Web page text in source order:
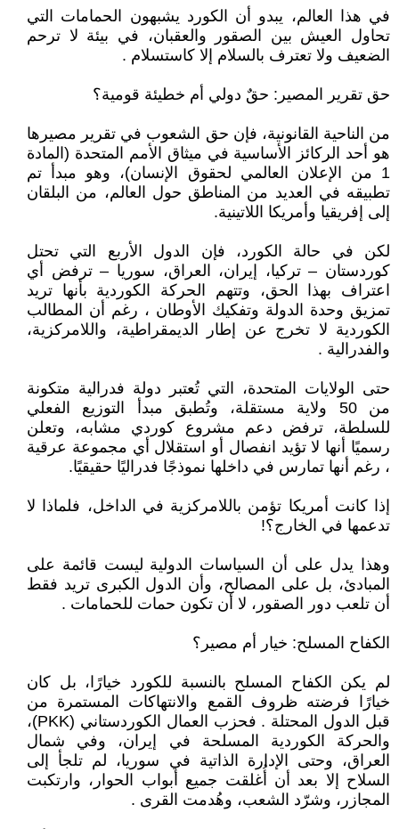
في هذا العالم، يبدو أن الكورد يشبهون الحمامات التي
تحاول العيش بين الصقور والعقبان، في بيئة لا ترحم
الضعيف ولا تعترف بالسلام إلا كاستسلام .
حق تقرير المصير: حقٌ دولي أم خطيئة قومية؟
من الناحية القانونية، فإن حق الشعوب في تقرير مصيرها
هو أحد الركائز الأساسية في ميثاق الأمم المتحدة (المادة
1 من الإعلان العالمي لحقوق الإنسان)، وهو مبدأ تم
تطبيقه في العديد من المناطق حول العالم، من البلقان
إلى إفريقيا وأمريكا اللاتينية.
لكن في حالة الكورد، فإن الدول الأربع التي تحتل
كوردستان – تركيا، إيران، العراق، سوريا – ترفض أي
اعتراف بهذا الحق، وتتهم الحركة الكوردية بأنها تريد
تمزيق وحدة الدولة وتفكيك الأوطان ، رغم أن المطالب
الكوردية لا تخرج عن إطار الديمقراطية، واللامركزية،
والفدرالية .
حتى الولايات المتحدة، التي تُعتبر دولة فدرالية متكونة
من 50 ولاية مستقلة، وتُطبق مبدأ التوزيع الفعلي
للسلطة، ترفض دعم مشروع كوردي مشابه، وتعلن
رسميًا أنها لا تؤيد انفصال أو استقلال أي مجموعة عرقية
، رغم أنها تمارس في داخلها نموذجًا فدراليًا حقيقيًا.
إذا كانت أمريكا تؤمن باللامركزية في الداخل، فلماذا لا
تدعمها في الخارج؟!
وهذا يدل على أن السياسات الدولية ليست قائمة على
المبادئ، بل على المصالح، وأن الدول الكبرى تريد فقط
أن تلعب دور الصقور، لا أن تكون حمات للحمامات .
الكفاح المسلح: خيار أم مصير؟
لم يكن الكفاح المسلح بالنسبة للكورد خيارًا، بل كان
خيارًا فرضته ظروف القمع والانتهاكات المستمرة من
قبل الدول المحتلة . فحزب العمال الكوردستاني (PKK)،
والحركة الكوردية المسلحة في إيران، وفي شمال
العراق، وحتى الإدارة الذاتية في سوريا، لم تلجأ إلى
السلاح إلا بعد أن أُغلقت جميع أبواب الحوار، وارتكبت
المجازر، وشرّد الشعب، وهُدمت القرى .